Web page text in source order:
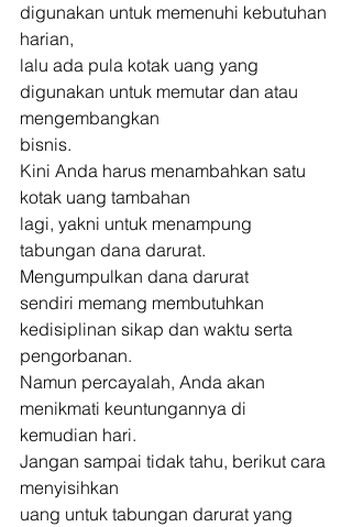
digunakan untuk memenuhi kebutuhan
harian,
lalu ada pula kotak uang yang
digunakan untuk memutar dan atau
mengembangkan
bisnis.
Kini Anda harus menambahkan satu
kotak uang tambahan
lagi, yakni untuk menampung
tabungan dana darurat.
Mengumpulkan dana darurat
sendiri memang membutuhkan
kedisiplinan sikap dan waktu serta
pengorbanan.
Namun percayalah, Anda akan
menikmati keuntungannya di
kemudian hari.
Jangan sampai tidak tahu, berikut cara
menyisihkan
uang untuk tabungan darurat yang